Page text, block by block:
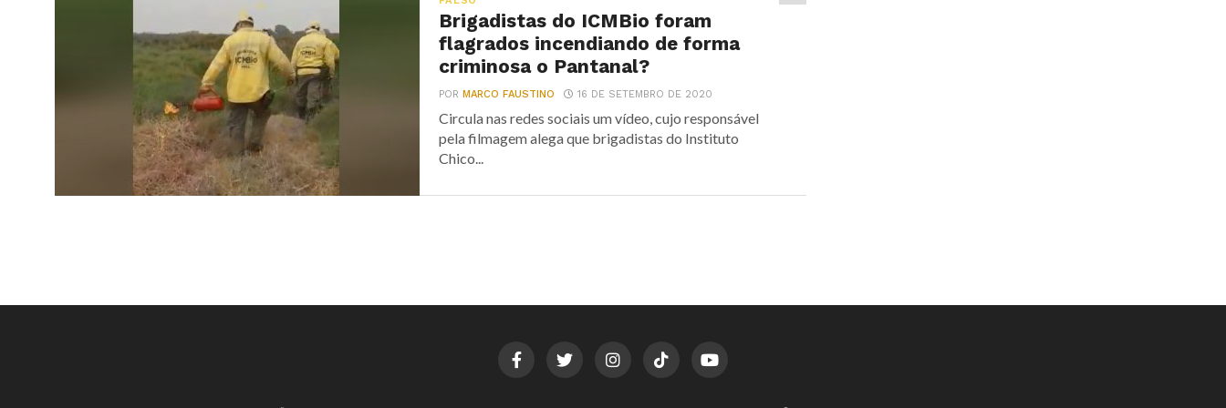
Brigadistas do ICMBio foram
flagrados incendiando de forma
criminosa o Pantanal?
PORMARCO FAUSTINO 16 DE SETEMBRO DE 2020
Circula nas redes sociais um vídeo, cujo responsável
pela filmagem alega que brigadistas do Instituto
Chico...